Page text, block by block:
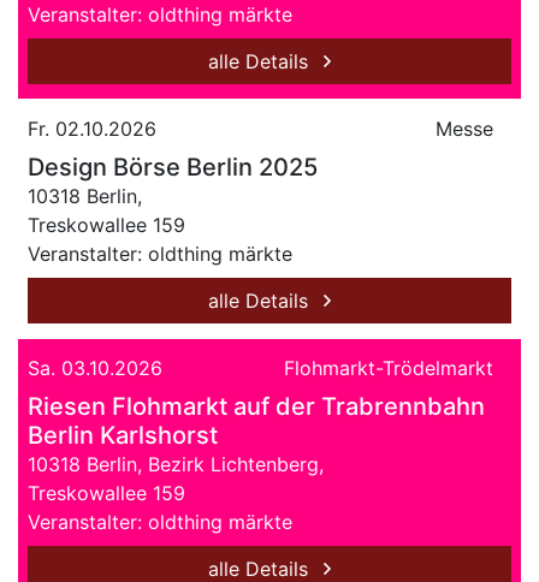
Veranstalter: oldthing märkte
alle Details
Fr. 02.10.2026 Messe
Design Börse Berlin 2025
10318 Berlin,
Treskowallee 159
Veranstalter: oldthing märkte
alle Details
Sa. 03.10.2026 Flohmarkt-Trödelmarkt
Riesen Flohmarkt auf der Trabrennbahn
Berlin Karlshorst
10318 Berlin, Bezirk Lichtenberg,
Treskowallee 159
Veranstalter: oldthing märkte
alle Details